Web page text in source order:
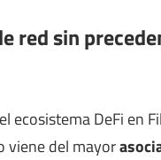
red sin
ecosistema DeFi en
viene del mayor